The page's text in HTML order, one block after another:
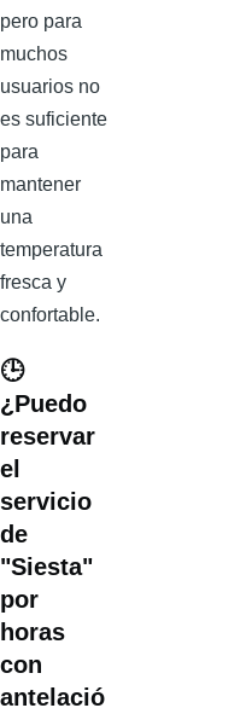
pero para
muchos
usuarios no
es suficiente
para
mantener
una
temperatura
fresca y
confortable.
🕒
¿Puedo
reservar
el
servicio
de
"Siesta"
por
horas
con
antelació